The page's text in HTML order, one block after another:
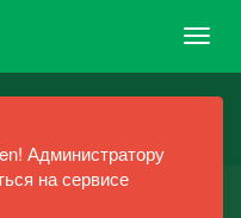
Администратору
на сервисе